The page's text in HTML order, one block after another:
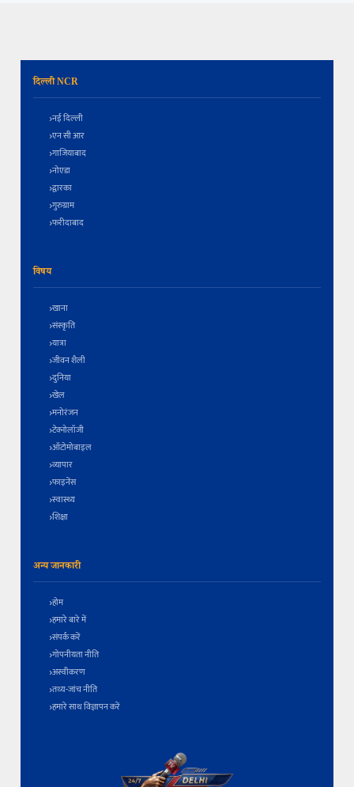
दिल्ली NCR
नई दिल्ली
एन सी आर
गाजियाबाद
नोएडा
द्वारका
गुरुग्राम
फरीदाबाद
विषय
खाना
संस्कृति
यात्रा
जीवन शैली
दुनिया
खेल
मनोरंजन
टेक्नोलॉजी
ऑटोमोबाइल
व्यापार
फाइनेंस
स्वास्थ्य
शिक्षा
अन्य जानकारी
होम
हमारे बारे में
संपर्क करें
गोपनीयता नीति
अस्वीकरण
तथ्य-जांच नीति
हमारे साथ विज्ञापन करें